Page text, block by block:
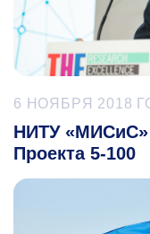
6 НОЯБРЯ 2018
НИТУ «МИСиС»
Проекта 5-100